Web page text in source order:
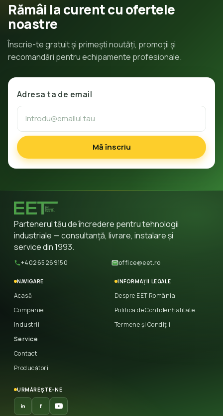
Rămâi la curent cu ofertele
noastre
Înscrie-te gratuit și primești noutăți, promoții și
recomandări pentru echipamente profesionale.
Adresa ta de email
Mă înscriu
Partenerul tău de încredere pentru tehnologii
industriale — consultanță, livrare, instalare și
service din 1993.
+40265269150 office@eet.ro
NAVIGARE
Acasă
Companie
Industrii
Service
Contact
Producători
INFORMAȚII LEGALE
Despre EET România
Politica de Confidențialitate
Termene și Condiții
URMĂREȘTE-NE